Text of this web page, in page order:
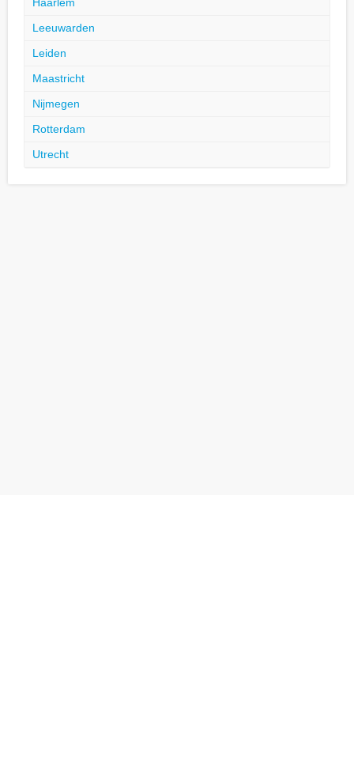
Leeuwarden
Leiden
Maastricht
Nijmegen
Rotterdam
Utrecht